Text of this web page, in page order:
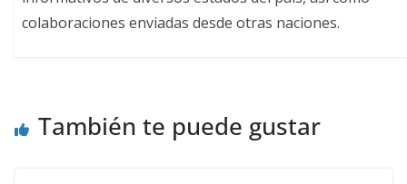
colaboraciones enviadas desde otras naciones.
También te puede gustar